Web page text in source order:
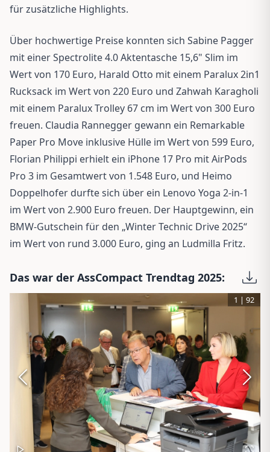
für zusätzliche Highlights.
Über hochwertige Preise konnten sich Sabine Pagger
mit einer Spectrolite 4.0 Aktentasche 15,6" Slim im
Wert von 170 Euro, Harald Otto mit einem Paralux 2in1
Rucksack im Wert von 220 Euro und Zahwah Karagholi
mit einem Paralux Trolley 67 cm im Wert von 300 Euro
freuen. Claudia Rannegger gewann ein Remarkable
Paper Pro Move inklusive Hülle im Wert von 599 Euro,
Florian Philippi erhielt ein iPhone 17 Pro mit AirPods
Pro 3 im Gesamtwert von 1.548 Euro, und Heimo
Doppelhofer durfte sich über ein Lenovo Yoga 2-in-1
im Wert von 2.900 Euro freuen. Der Hauptgewinn, ein
BMW-Gutschein für den „Winter Technic Drive 2025“
im Wert von rund 3.000 Euro, ging an Ludmilla Fritz.
Das war der AssCompact Trendtag 2025:
1 | 92